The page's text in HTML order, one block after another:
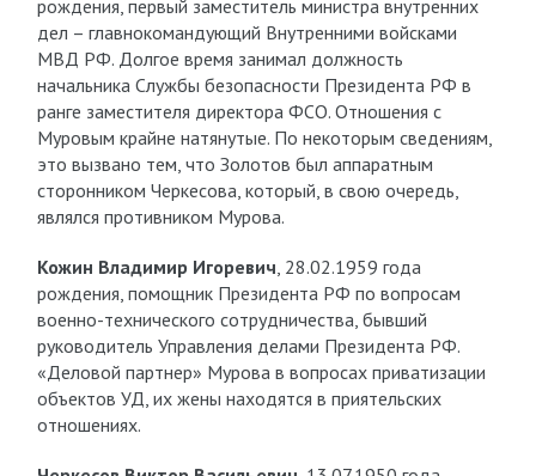
рождения, первый заместитель министра внутренних
дел – главнокомандующий Внутренними войсками
МВД РФ. Долгое время занимал должность
начальника Службы безопасности Президента РФ в
ранге заместителя директора ФСО. Отношения с
Муровым крайне натянутые. По некоторым сведениям,
это вызвано тем, что Золотов был аппаратным
сторонником Черкесова, который, в свою очередь,
являлся противником Мурова.
Кожин Владимир Игоревич, 28.02.1959 года
рождения, помощник Президента РФ по вопросам
военно-технического сотрудничества, бывший
руководитель Управления делами Президента РФ.
«Деловой партнер» Мурова в вопросах приватизации
объектов УД, их жены находятся в приятельских
отношениях.